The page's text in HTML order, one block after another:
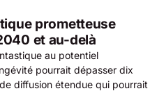
prometteuse
et au-delà
au potentiel
pourrait dépasser dix
diffusion étendue qui pourrait